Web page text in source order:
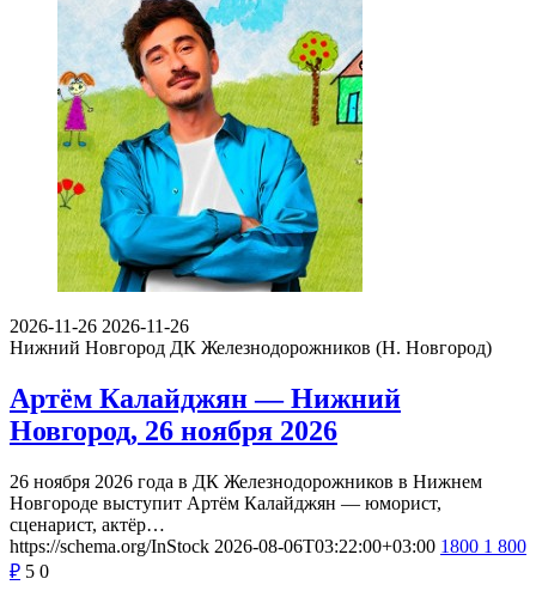
2026-11-26 2026-11-26
Нижний Новгород ДК Железнодорожников (Н. Новгород)
Артём Калайджян — Нижний
Новгород, 26 ноября 2026
26 ноября 2026 года в ДК Железнодорожников в Нижнем
Новгороде выступит Артём Калайджян — юморист,
сценарист, актёр…
https://schema.org/InStock 2026-08-06T03:22:00+03:00 1800 1 800
₽ 5 0